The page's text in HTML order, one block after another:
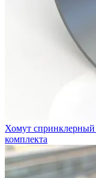
Хомут спринклерный
комплекта